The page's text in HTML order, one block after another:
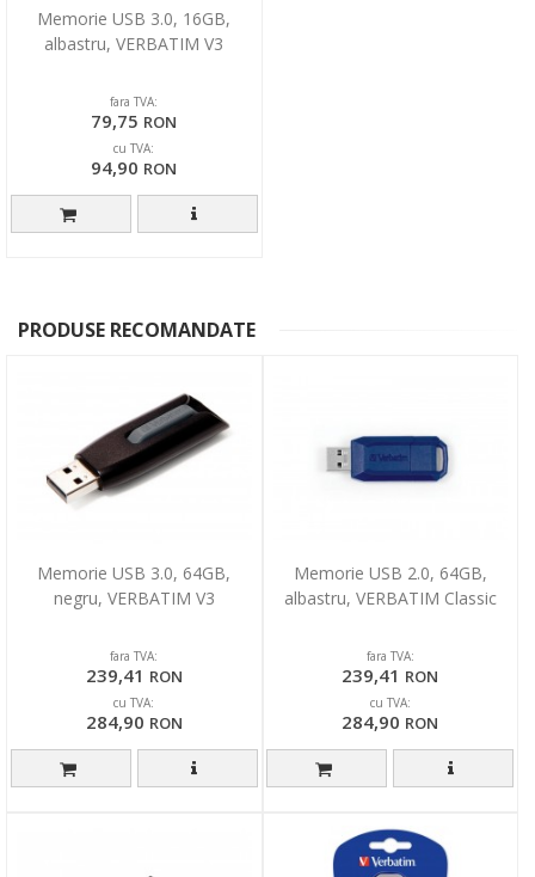
Memorie USB 3.0, 16GB,
albastru, VERBATIM V3
fara TVA:
79,75 RON
cu TVA:
94,90 RON
PRODUSE RECOMANDATE
Memorie USB 3.0, 64GB,
negru, VERBATIM V3
fara TVA:
239,41 RON
cu TVA:
284,90 RON
Memorie USB 2.0, 64GB,
albastru, VERBATIM Classic
fara TVA:
239,41 RON
cu TVA:
284,90 RON